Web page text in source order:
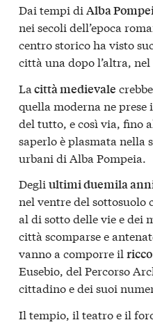
Dai tempi di Alba
nei secoli dell’epoca
centro storico ha visto
città una dopo l’altra,
La città medievale
quella moderna ne prese
del tutto, e così via, fino
saperlo è plasmata nella
urbani di Alba Pompeia.
Degli ultimi duemila
nel ventre del
al di sotto delle vie e dei
città scomparse e
vanno a comporre il
Eusebio, del Percorso
cittadino e dei suoi
Il tempio, il teatro e il